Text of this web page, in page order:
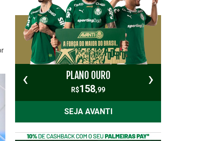
PLANO OURO
R$158,99
‹ ›
SEJA AVANTI